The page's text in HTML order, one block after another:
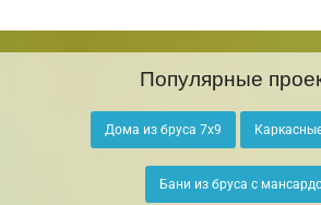
Популярные
Дома из бруса 7х9
Бани из бруса с